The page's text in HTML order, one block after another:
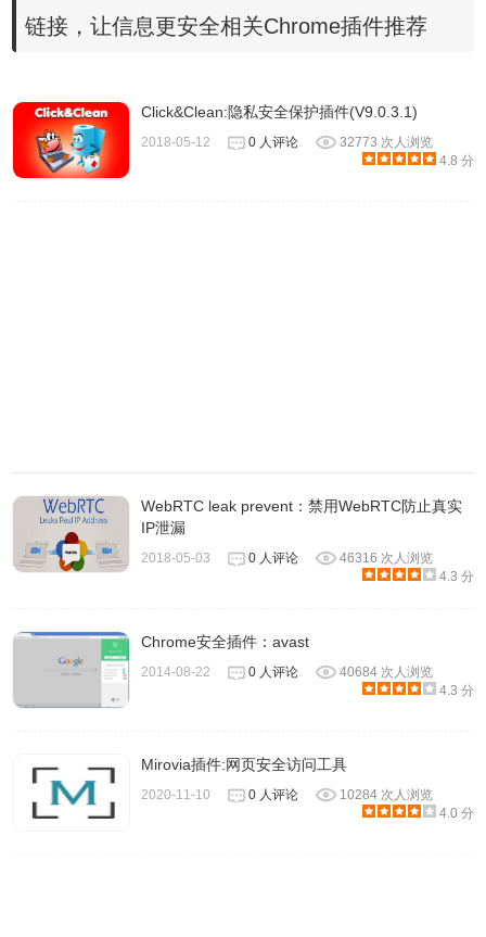
https everywhere使用说明
从扩展程序名称 HTTPS Everywhere 应该就能知道它的用
1.在chrome浏览器中安装HTTPS Everywhere插件，并在Chrome的
扩展器中启动HTTPS Everywhere的功能，HTTPS Everywhere插件
的下载地址可以在本文的下方找到，离线HTTPS Everywhere插件的
https://huajiakeji.com/chrome/2014-09/177.html
链接，让信息更安全相关Chrome插件推荐
Click&Clean:隐私安全保护插件(V9.0.3.1)
2018-05-12 0 人评论
32773 次人浏览
4.8 分
WebRTC leak prevent：禁用WebRTC防止真实
IP泄漏
2018-05-03 0 人评论
46316 次人浏览
4.3 分
Chrome安全插件：avast
2014-08-22 0 人评论
40684 次人浏览
4.3 分
Mirovia插件:网页安全访问工具
2020-11-10 0 人评论
10284 次人浏览
4.0 分